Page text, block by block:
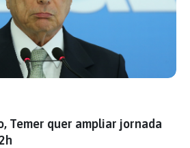
Temer quer ampliar jornada